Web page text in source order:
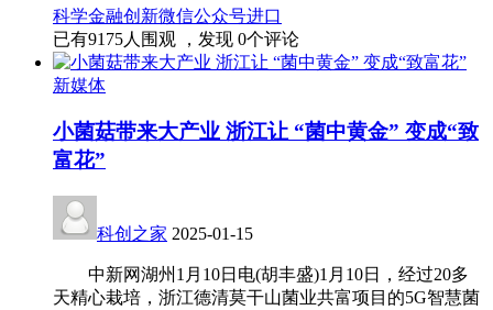
科学金融创新微信公众号进口
已有9175人围观 ，发现 0个评论
新媒体
小菌菇带来大产业 浙江让 “菌中黄金” 变成“致
富花”
科创之家 2025-01-15
中新网湖州1月10日电(胡丰盛)1月10日，经过20多
天精心栽培，浙江德清莫干山菌业共富项目的5G智慧菌